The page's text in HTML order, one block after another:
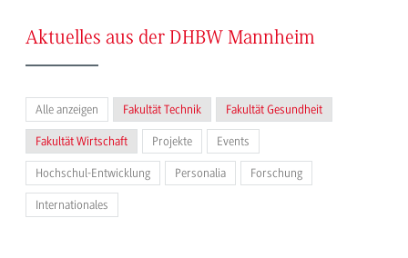
Aktuelles aus der DHBW Mannheim
Alle anzeigen Fakultät Technik Fakultät Gesundheit
Fakultät Wirtschaft Projekte Events
Hochschul-Entwicklung Personalia Forschung
Internationales